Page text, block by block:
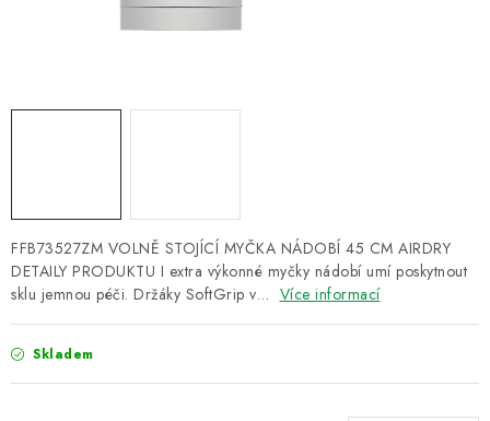
FFB73527ZM VOLNĚ STOJÍCÍ MYČKA NÁDOBÍ 45 CM AIRDRY
DETAILY PRODUKTU I extra výkonné myčky nádobí umí poskytnout
sklu jemnou péči. Držáky SoftGrip v… Více informací
Skladem